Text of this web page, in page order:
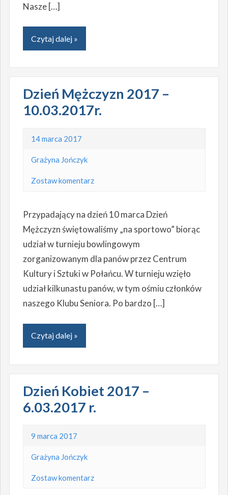
Nasze […]
Czytaj dalej »
Dzień Mężczyzn 2017 –
10.03.2017r.
14 marca 2017
Grażyna Jończyk
Zostaw komentarz
Przypadający na dzień 10 marca Dzień
Mężczyzn świętowaliśmy „na sportowo” biorąc
udział w turnieju bowlingowym
zorganizowanym dla panów przez Centrum
Kultury i Sztuki w Połańcu. W turnieju wzięło
udział kilkunastu panów, w tym ośmiu członków
naszego Klubu Seniora. Po bardzo […]
Czytaj dalej »
Dzień Kobiet 2017 –
6.03.2017 r.
9 marca 2017
Grażyna Jończyk
Zostaw komentarz